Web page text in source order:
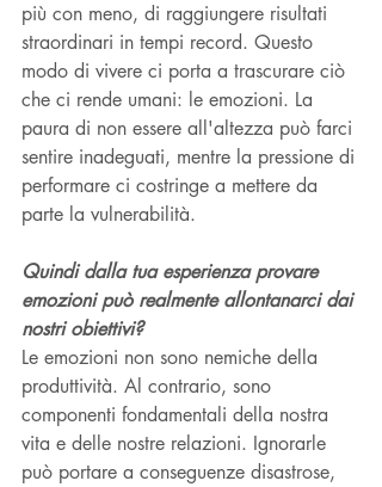
più con meno, di raggiungere risultati
straordinari in tempi record. Questo
modo di vivere ci porta a trascurare ciò
che ci rende umani: le emozioni. La
paura di non essere all'altezza può farci
sentire inadeguati, mentre la pressione di
performare ci costringe a mettere da
parte la vulnerabilità.
Quindi dalla tua esperienza provare
emozioni può realmente allontanarci dai
nostri obiettivi?
Le emozioni non sono nemiche della
produttività. Al contrario, sono
componenti fondamentali della nostra
vita e delle nostre relazioni. Ignorarle
può portare a conseguenze disastrose,